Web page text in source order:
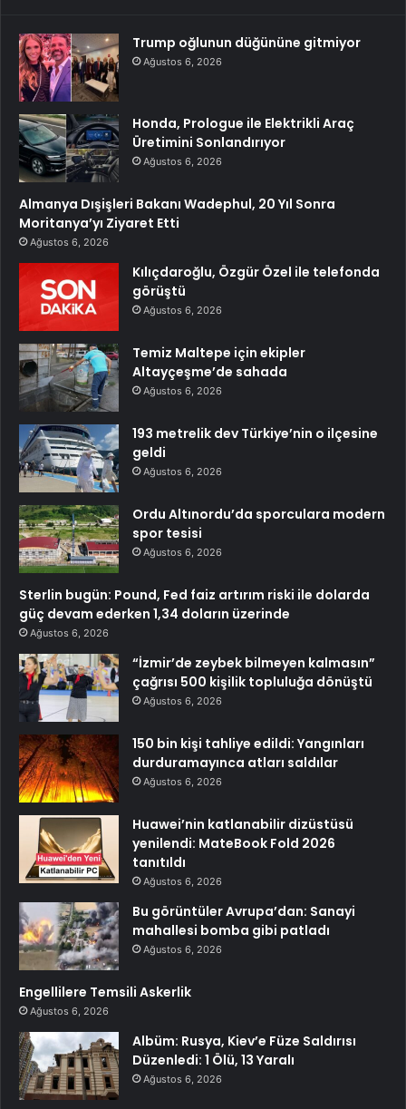
Trump oğlunun düğününe gitmiyor
Ağustos 6, 2026
Honda, Prologue ile Elektrikli Araç
Üretimini Sonlandırıyor
Ağustos 6, 2026
Almanya Dışişleri Bakanı Wadephul, 20 Yıl Sonra
Moritanya’yı Ziyaret Etti
Ağustos 6, 2026
Kılıçdaroğlu, Özgür Özel ile telefonda
görüştü
Ağustos 6, 2026
Temiz Maltepe için ekipler
Altayçeşme’de sahada
Ağustos 6, 2026
193 metrelik dev Türkiye’nin o ilçesine
geldi
Ağustos 6, 2026
Ordu Altınordu’da sporculara modern
spor tesisi
Ağustos 6, 2026
Sterlin bugün: Pound, Fed faiz artırım riski ile dolarda
güç devam ederken 1,34 doların üzerinde
Ağustos 6, 2026
“İzmir’de zeybek bilmeyen kalmasın”
çağrısı 500 kişilik topluluğa dönüştü
Ağustos 6, 2026
150 bin kişi tahliye edildi: Yangınları
durduramayınca atları saldılar
Ağustos 6, 2026
Huawei’nin katlanabilir dizüstüsü
yenilendi: MateBook Fold 2026
tanıtıldı
Ağustos 6, 2026
Bu görüntüler Avrupa’dan: Sanayi
mahallesi bomba gibi patladı
Ağustos 6, 2026
Engellilere Temsili Askerlik
Ağustos 6, 2026
Albüm: Rusya, Kiev’e Füze Saldırısı
Düzenledi: 1 Ölü, 13 Yaralı
Ağustos 6, 2026